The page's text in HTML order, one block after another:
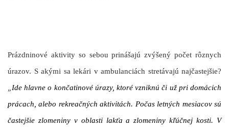
Prázdninové aktivity so sebou prinášajú zvýšený počet rôznych
úrazov. S akými sa lekári v ambulanciách stretávajú najčastejšie?
Ide hlavne o končatinové úrazy, ktoré vzniknú či už pri domácich
prácach, alebo rekreačných aktivitách. Počas letných mesiacov sú
častejšie zlomeniny v oblasti lakťa a zlomeniny kľúčnej kosti. V